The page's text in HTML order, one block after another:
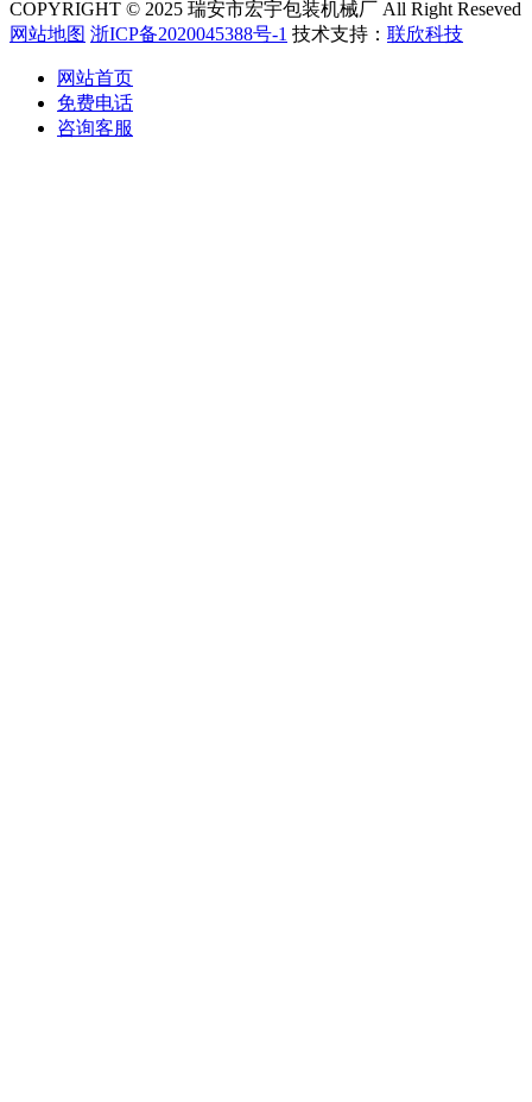
COPYRIGHT © 2025 瑞安市宏宇包装机械厂 All Right Reseved
网站地图 浙ICP备2020045388号-1 技术支持： 联欣科技
网站首页
免费电话
咨询客服